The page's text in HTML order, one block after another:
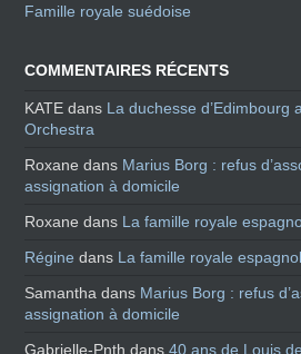
Famille royale suédoise
COMMENTAIRES RÉCENTS
KATE dans La duchesse d’Edimbourg
Orchestra
Roxane dans Marius Borg : refus
assignation à domicile
Roxane dans La famille royale
Régine dans La famille royale
Samantha dans Marius Borg : refus
assignation à domicile
Gabrielle-Pnth dans40 ans de Louis